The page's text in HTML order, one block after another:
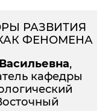
РАЗВИТИЯ
ФЕНОМЕНА
,
кафедры